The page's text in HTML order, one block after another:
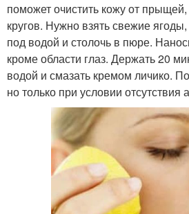
поможет очистить кожу от
кругов. Нужно взять свежие
под водой и столочь в пюре.
кроме области глаз. Держать 20
водой и смазать кремом личико.
но только при условии отсутствия